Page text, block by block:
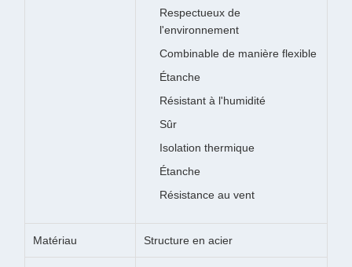
Respectueux de
l'environnement
Combinable de manière flexible
Étanche
Résistant à l'humidité
Sûr
Isolation thermique
Étanche
Résistance au vent
Matériau Structure en acier